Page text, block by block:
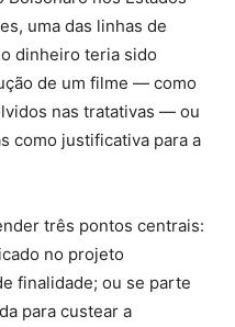
uma das linhas de
dinheiro teria sido
de um filme — como
nas tratativas — ou
como justificativa para a
três pontos centrais:
no projeto
finalidade; ou se parte
para custear a